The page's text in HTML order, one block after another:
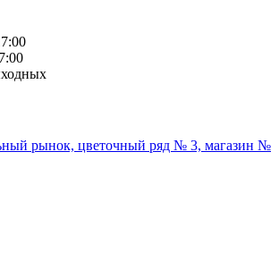
рынок, цветочный ряд № 3, магазин №